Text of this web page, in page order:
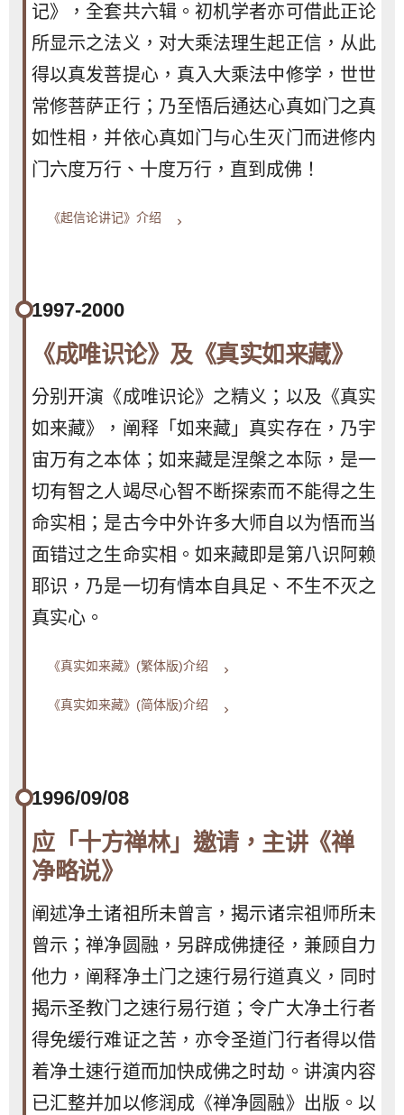
记》，全套共六辑。初机学者亦可借此正论
所显示之法义，对大乘法理生起正信，从此
得以真发菩提心，真入大乘法中修学，世世
常修菩萨正行；乃至悟后通达心真如门之真
如性相，并依心真如门与心生灭门而进修内
门六度万行、十度万行，直到成佛！
《起信论讲记》介绍 keyboard_arrow_right
1997-2000
《成唯识论》及《真实如来藏》
分别开演《成唯识论》之精义；以及《真实
如来藏》，阐释「如来藏」真实存在，乃宇
宙万有之本体；如来藏是涅槃之本际，是一
切有智之人竭尽心智不断探索而不能得之生
命实相；是古今中外许多大师自以为悟而当
面错过之生命实相。如来藏即是第八识阿赖
耶识，乃是一切有情本自具足、不生不灭之
真实心。
《真实如来藏》(繁体版)介绍 keyboard_arrow_right
《真实如来藏》(简体版)介绍 keyboard_arrow_right
1996/09/08
应「十方禅林」邀请，主讲《禅
净略说》
阐述净土诸祖所未曾言，揭示诸宗祖师所未
曾示；禅净圆融，另辟成佛捷径，兼顾自力
他力，阐释净土门之速行易行道真义，同时
揭示圣教门之速行易行道；令广大净土行者
得免缓行难证之苦，亦令圣道门行者得以借
着净土速行道而加快成佛之时劫。讲演内容
已汇整并加以修润成《禅净圆融》出版。以